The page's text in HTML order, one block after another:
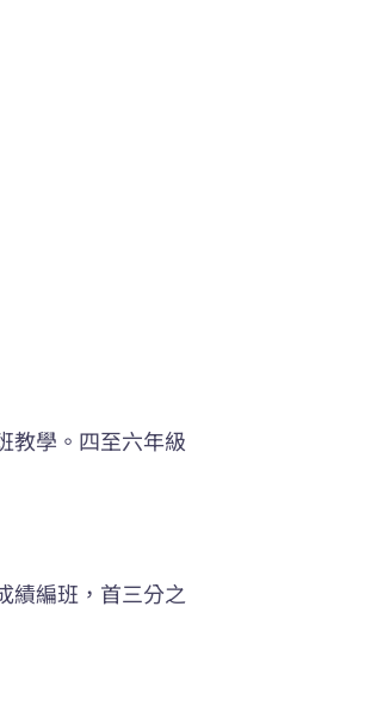
教學。四至六年級
績編班，首三分之